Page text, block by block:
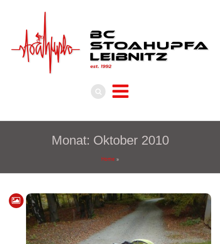
Monat: Oktober 2010
Home »